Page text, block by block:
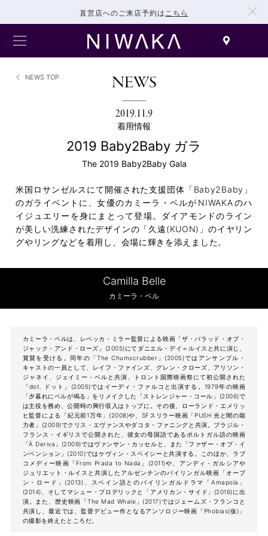
直営店へのご来店予約は こちら
NEWS TOP NEWS
2019.11.9
着用情報
2019 Baby2Baby ガラ
The 2019 Baby2Baby Gala
米国ロサンゼルスにて開催された支援団体「Baby2Baby」
のガライベントに、女優のカミーラ・ベルが NIWAKAのハ
イジュエリーを身にまとって登場。ダイアモンドのライン
が美しい洗練されたデザインの「久遠(KUON)」のイヤリン
グやリングなどを着用し、会場に輝きを添えました。
Camilla Belle
カミーラ・ベル
カミーラ・ベルは、レベッカ・ミラー監督による映画「ザ・バラッド・オブ・
ジャック・アンド・ローズ」(2005)にてダニエル・デイ＝ルイスと共に演じ、
賞賛を受ける。同年の「The Chumscrubber」(2005)ではアンサンブル・
キャストの一員として、レイフ・ファインズ、グレン・クローズ、アリソン・
ジャネイ、ジェイミー・ベルと共演、トロント国際映画祭にて初公開された
「dot. ドット」(2005)ではイーディ・ファルコと出演する。1979年の映画
「夕暮れにベルが鳴る」をリメイクした「ストレンジャー・コール」(2006)で
は主役を務め、公開時の興行収入はトップに。その後、ローランド・エメリッ
ヒ監督による「紀元前1万年」(2008)や、SFスリラー映画「PUSH 光と闇の能
力者」(2009)でクリス・エヴァンスやダコタ・ファニングと共演。ブラジル・
フランス・イギリスで公開された、彼女の母国語であるポルトガル語の映画
「À Deriva」(2009)ではヴァンサン・カッセルと、また「ファザー・オブ・イ
ンベンション」(2010)ではケヴィン・スペイシーと共演する。このほか、ラブ
コメディー映画「From Prada to Nada」(2011)や、アンディ・ガルシアや
ジュリエット・ルイスと共演したアルゼンチンのバイリンガル映画「オープ
ン・ロード」(2013)、スペイン語とのバイリンガルドラマ「Amapola」
(2014)、そしてマシュー・ブロデリックと「アメリカン・サイド」(2016)に出
演。また、歴史映画「The Mad Whale」(2017)ではジェームズ・フランコと
共演し、最近では、監督デビュー作となるアンソロジー映画「Phobias(仮)」
の撮影を終えたところだ。